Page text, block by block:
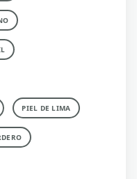
PIEL DE LIMA